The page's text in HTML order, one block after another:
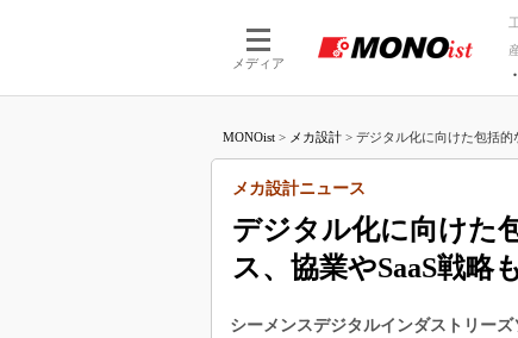
メディア
つながる工場
AI×設
MONOist > メカ設計 > デジタル化に向けた包括的
デジタル化に向けた
ス、協業やSaaS戦略
メカ設計ニュース
シーメンスデジタルインダストリー